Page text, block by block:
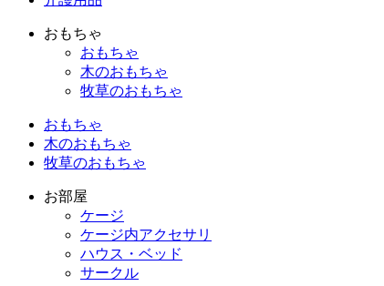
おもちゃ
おもちゃ
木のおもちゃ
牧草のおもちゃ
おもちゃ
木のおもちゃ
牧草のおもちゃ
お部屋
ケージ
ケージ内アクセサリ
ハウス・ベッド
サークル